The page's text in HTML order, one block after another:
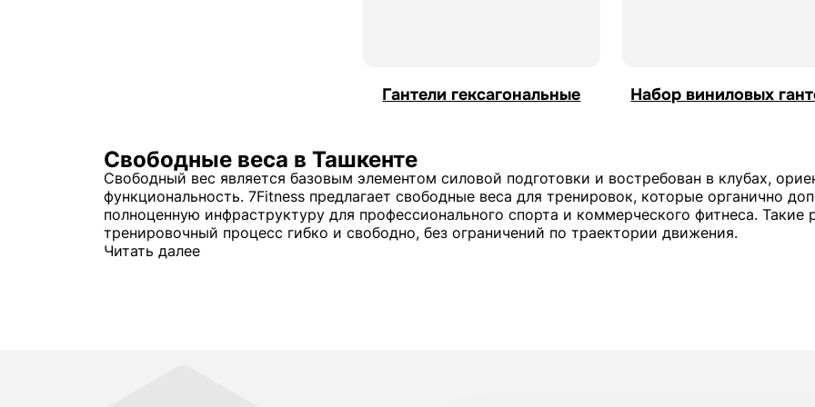
Гантели гексагональные Набор виниловых
Свободные веса в Ташкенте
Свободный вес является базовым элементом силовой подготовки и востребован в клубах,
функциональность. 7Fitness предлагает свободные веса для тренировок, которые органично
полноценную инфраструктуру для профессионального спорта и коммерческого фитнеса. Такие
тренировочный процесс гибко и свободно, без ограничений по траектории движения.
Свободные веса в зале востребованы как у опытных спортсменов, так и у клиентов,
Читать далее